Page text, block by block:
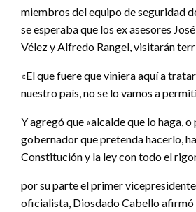
miembros del equipo de seguridad
se esperaba que los ex asesores
Vélez y Alfredo Rangel, visitarán
«El que fuere que viniera aquí a
nuestro país, no se lo vamos a
Y agregó que «alcalde que lo haga,
gobernador que pretenda hacerlo,
Constitución y la ley con todo el
por su parte el primer
oficialista, Diosdado Cabello afirmó